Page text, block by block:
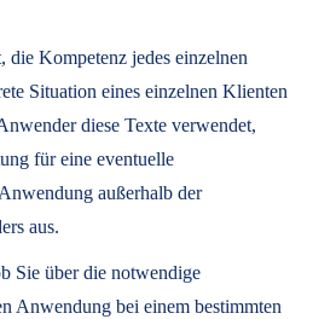
die Kompetenz jedes einzelnen
Situation eines einzelnen Klienten
diese Texte verwendet,
für eine eventuelle
außerhalb der
aus.
Sie über die notwendige
Anwendung bei einem bestimmten